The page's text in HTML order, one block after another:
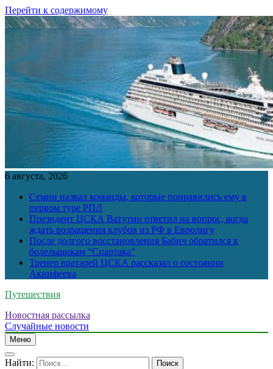
Перейти к содержимому
6 августа, 2026
Семин назвал команды, которые понравились ему в
первом туре РПЛ
Президент ЦСКА Ватутин ответил на вопрос, когда
ждать возращения клубов из РФ в Евролигу
После долгого восстановления Бабич обратился к
болельщикам “Спартака”
Тренер вратарей ЦСКА рассказал о состоянии
Акинфеева
Путешествия
Новостная рассылка
Случайные новости
Меню
Найти: